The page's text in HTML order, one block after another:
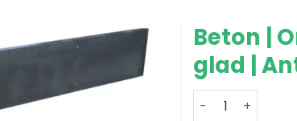
Beton |
glad |
Beton |